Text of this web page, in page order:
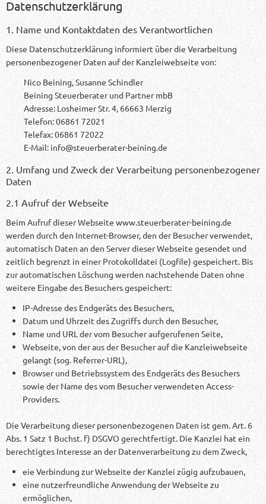
Datenschutzerklärung
1. Name und Kontaktdaten des Verantwortlichen
Diese Datenschutzerklärung informiert über die Verarbeitung
personenbezogener Daten auf der Kanzleiwebseite von:
Nico Beining, Susanne Schindler
Beining Steuerberater und Partner mbB
Adresse: Losheimer Str. 4, 66663 Merzig
Telefon: 06861 72021
Telefax: 06861 72022
E-Mail: info@steuerberater-beining.de
2. Umfang und Zweck der Verarbeitung personenbezogener
Daten
2.1 Aufruf der Webseite
Beim Aufruf dieser Webseite www.steuerberater-beining.de
werden durch den Internet-Browser, den der Besucher verwendet,
automatisch Daten an den Server dieser Webseite gesendet und
zeitlich begrenzt in einer Protokolldatei (Logfile) gespeichert. Bis
zur automatischen Löschung werden nachstehende Daten ohne
weitere Eingabe des Besuchers gespeichert:
IP-Adresse des Endgeräts des Besuchers,
Datum und Uhrzeit des Zugriffs durch den Besucher,
Name und URL der vom Besucher aufgerufenen Seite,
Webseite, von der aus der Besucher auf die Kanzleiwebseite
gelangt (sog. Referrer-URL),
Browser und Betriebssystem des Endgeräts des Besuchers
sowie der Name des vom Besucher verwendeten Access-
Providers.
Die Verarbeitung dieser personenbezogenen Daten ist gem. Art. 6
Abs. 1 Satz 1 Buchst. f) DSGVO gerechtfertigt. Die Kanzlei hat ein
berechtigtes Interesse an der Datenverarbeitung zu dem Zweck,
eie Verbindung zur Webseite der Kanzlei zügig aufzubauen,
eine nutzerfreundliche Anwendung der Webseite zu
ermöglichen,